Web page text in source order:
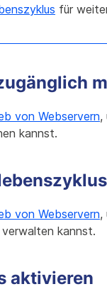
für
von Webservern,
kannst.
von Webservern,
kannst.
aktivieren